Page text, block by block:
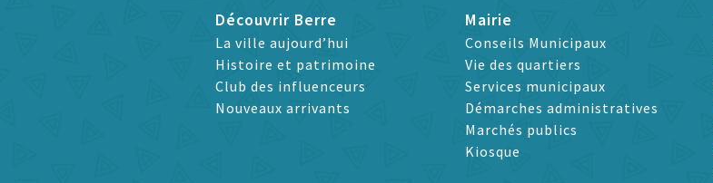
Découvrir Berre
La ville aujourd’hui
Histoire et patrimoine
Club des influenceurs
Nouveaux arrivants
Mairie
Conseils Municipaux
Vie des quartiers
Services municipaux
Démarches administratives
Marchés publics
Kiosque